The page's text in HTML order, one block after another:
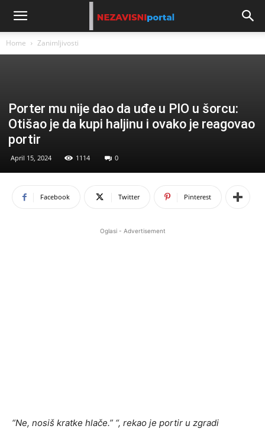
Home Zanimljivosti
Porter mu nije dao da uđe u PIO u šorcu:
Otišao je da kupi haljinu i ovako je reagovao
portir
April 15, 2024 1114 0
Facebook Twitter Pinterest
Oglasi - Advertisement
“Ne, nosiš kratke hlače.” “, rekao je portir u zgradi